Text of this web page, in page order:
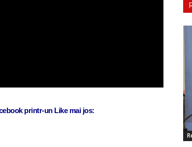
printr-un Like mai jos: